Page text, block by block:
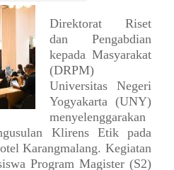
Direktorat Riset
dan Pengabdian
kepada Masyarakat
(DRPM)
Universitas Negeri
Yogyakarta (UNY)
menyelenggarakan
Klirens Etik pada
Karangmalang. Kegiatan
Program Magister (S2)